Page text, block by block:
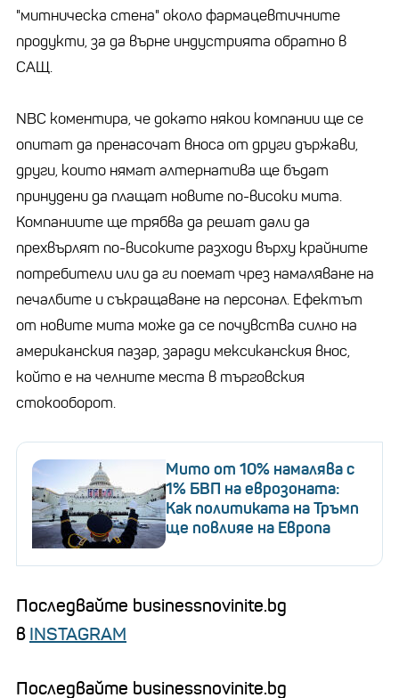
"митническа стена" около фармацевтичните
продукти, за да върне индустрията обратно в
САЩ.
NBC коментира, че докато някои компании ще се
опитат да пренасочат вноса от други държави,
други, които нямат алтернатива ще бъдат
принудени да плащат новите по-високи мита.
Компаниите ще трябва да решат дали да
прехвърлят по-високите разходи върху крайните
потребители или да ги поемат чрез намаляване на
печалбите и съкращаване на персонал. Ефектът
от новите мита може да се почувства силно на
американския пазар, заради мексиканския внос,
който е на челните места в търговския
стокооборот.
Мито от 10% намалява с
1% БВП на еврозоната:
Как политиката на Тръмп
ще повлияе на Европа
Последвайте businessnovinite.bg
в INSTAGRAM
Последвайте businessnovinite.bg